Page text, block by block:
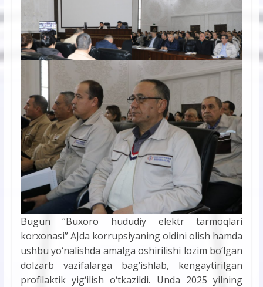
Bugun “Buxoro hududiy elektr tarmoqlari
korxonasi” AJda korrupsiyaning oldini olish hamda
ushbu yo‘nalishda amalga oshirilishi lozim bo‘lgan
dolzarb vazifalarga bag’ishlab, kengaytirilgan
profilaktik yig‘ilish o‘tkazildi. Unda 2025 yilning